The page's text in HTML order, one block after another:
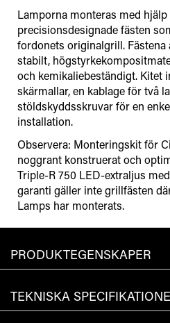
Lamporna monteras med
precisionsdesignade fästen
fordonets originalgrill. Fästena
stabilt,
och kemikaliebeständigt. Kitet
skärmallar, en kablage för två
stöldskyddsskruvar för en
installation.
Observera: Monteringskit för
noggrant konstruerat och
Triple-R 750 LED-extraljus
garanti gäller inte grillfästen
Lamps har monterats.
PRODUKTEGENSKAPER
TEKNISKA